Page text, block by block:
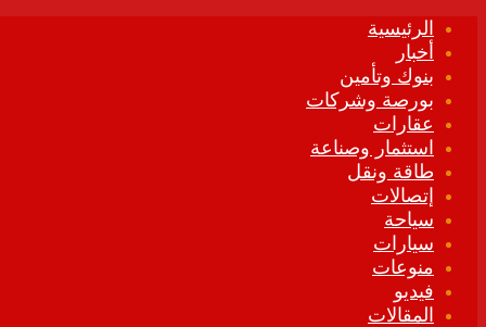
الرئيسية
أخبار
بنوك وتأمين
بورصة وشركات
عقارات
استثمار وصناعة
طاقة ونقل
إتصالات
سياحة
سيارات
منوعات
فيديو
المقالات